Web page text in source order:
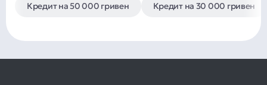
Кредит на 50 000 гривен
Кредит на 30 000 гривен